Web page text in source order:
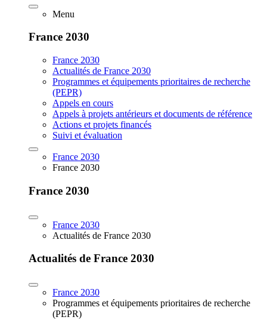
Menu
France 2030
France 2030
Actualités de France 2030
Programmes et équipements prioritaires de recherche
(PEPR)
Appels en cours
Appels à projets antérieurs et documents de référence
Actions et projets financés
Suivi et évaluation
France 2030
France 2030
France 2030
France 2030
Actualités de France 2030
Actualités de France 2030
France 2030
Programmes et équipements prioritaires de recherche
(PEPR)